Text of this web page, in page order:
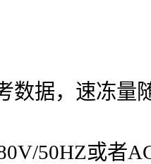
数据，速冻量
50HZ或者